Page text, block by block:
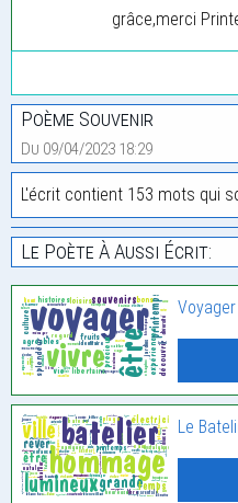
grâce,merci
Poème Souvenir
Du 09/04/2023 18:29
L'écrit contient 153 mots qui
Le Poète À Aussi Écrit:
Voyager
Le